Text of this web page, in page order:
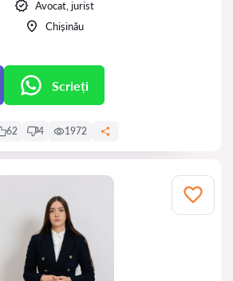
Avocat, jurist
Chișinău
Scrieți
62 4 1972